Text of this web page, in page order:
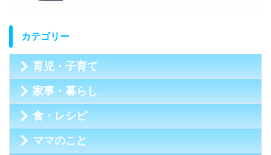
カテゴリー
育児・子育て
家事・暮らし
食・レシピ
ママのこと